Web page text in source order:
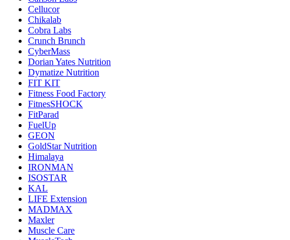
Cellucor
Chikalab
Cobra Labs
Crunch Brunch
CyberMass
Dorian Yates Nutrition
Dymatize Nutrition
FIT KIT
Fitness Food Factory
FitnesSHOCK
FitParad
FuelUp
GEON
GoldStar Nutrition
Himalaya
IRONMAN
ISOSTAR
KAL
LIFE Extension
MADMAX
Maxler
Muscle Care